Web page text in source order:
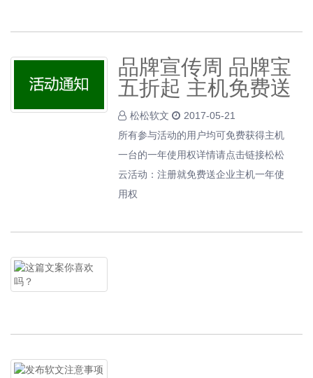
品牌宣传周 品牌宝
五折起 主机免费送
松松软文
2017-05-21
所有参与活动的用户均可免费获得主机
一台的一年使用权详情请点击链接松松
云活动：注册就免费送企业主机一年使
用权